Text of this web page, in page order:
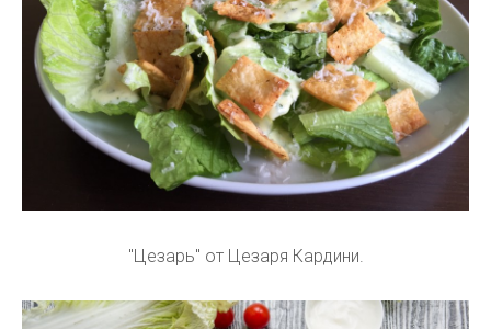
"Цезарь" от Цезаря Кардини.